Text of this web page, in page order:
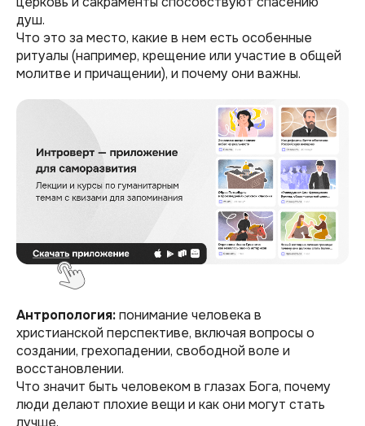
душ.
Что это за место, какие в нем есть особенные
ритуалы (например, крещение или участие в общей
молитве и причащении), и почему они важны.
Антропология:понимание человека в
христианской перспективе, включая вопросы о
создании, грехопадении, свободной воле и
восстановлении.
Что значит быть человеком в глазах Бога, почему
люди делают плохие вещи и как они могут стать
лучше.